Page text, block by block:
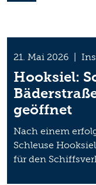
21. Mai 2026 |
Hooksiel:
geöffnet
Nach einem
Schleuse
für den